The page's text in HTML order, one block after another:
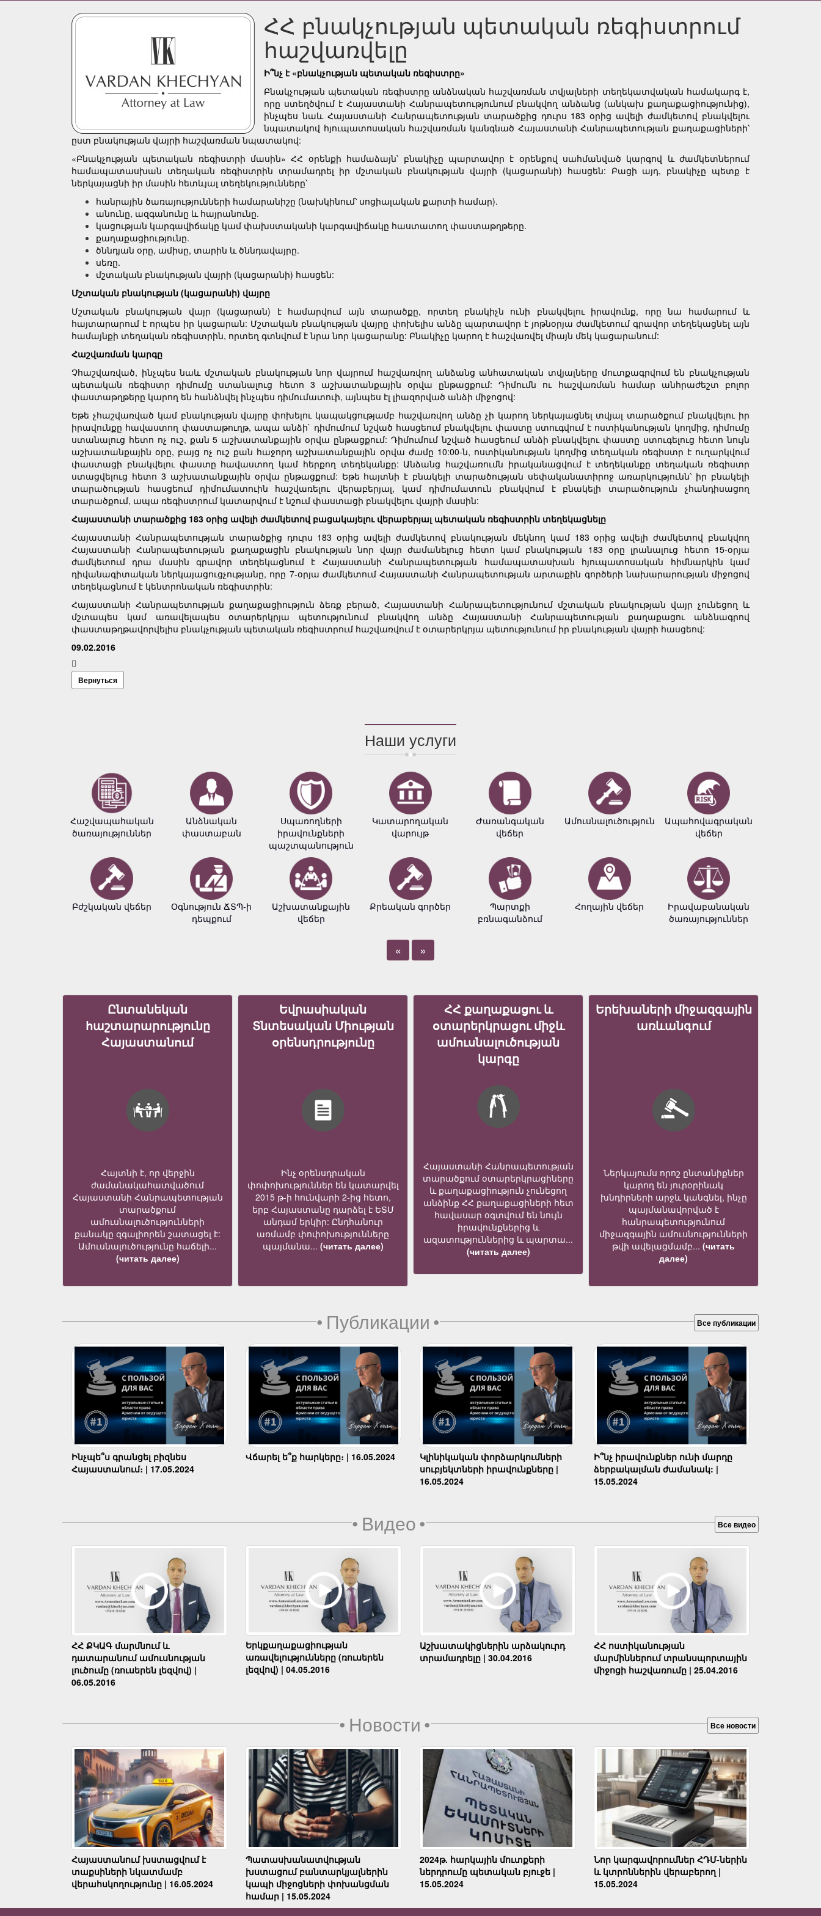
ՀՀ բնակչության պետական ռեգիստրում
հաշվառվելը
Ի՞նչ է «բնակչության պետական ռեգիստրը»
Բնակչության պետական ռեգիստրը անձնական հաշվառման տվյալների տեղեկատվական համակարգ է,
որը ստեղծվում է Հայաստանի Հանրապետությունում բնակվող անձանց (անկախ քաղաքացիությունից),
ինչպես նաև Հայաստանի Հանրապետության տարածքից դուրս 183 օրից ավելի ժամկետով բնակվելու
նպատակով հյուպատոսական հաշվառման կանգնած Հայաստանի Հանրապետության քաղաքացիների՝
ըստ բնակության վայրի հաշվառման նպատակով:
«Բնակչության պետական ռեգիստրի մասին» ՀՀ օրենքի համաձայն՝ բնակիչը պարտավոր է օրենքով սահմանված կարգով և ժամկետներում
համապատասխան տեղական ռեգիստրին տրամադրել իր մշտական բնակության վայրի (կացարանի) հասցեն: Բացի այդ, բնակիչը պետք է
ներկայացնի իր մասին հետևյալ տեղեկությունները՝
հանրային ծառայությունների համարանիշը (նախկինում՝ սոցիալական քարտի համար).
անունը, ազգանունը և հայրանունը.
կացության կարգավիճակը կամ փախստականի կարգավիճակը հաստատող փաստաթղթերը.
քաղաքացիությունը.
ծննդյան օրը, ամիսը, տարին և ծննդավայրը.
սեռը.
մշտական բնակության վայրի (կացարանի) հասցեն:
Մշտական բնակության (կացարանի) վայրը
Մշտական բնակության վայր (կացարան) է համարվում այն տարածքը, որտեղ բնակիչն ունի բնակվելու իրավունք, որը նա համարում և
հայտարարում է որպես իր կացարան: Մշտական բնակության վայրը փոխելիս անձը պարտավոր է յոթնօրյա ժամկետում գրավոր տեղեկացնել այն
համայնքի տեղական ռեգիստրին, որտեղ գտնվում է նրա նոր կացարանը: Բնակիչը կարող է հաշվառվել միայն մեկ կացարանում:
Հաշվառման կարգը
Չհաշվառված, ինչպես նաև մշտական բնակության նոր վայրում հաշվառվող անձանց անհատական տվյալները մուտքագրվում են բնակչության
պետական ռեգիստր դիմումը ստանալուց հետո 3 աշխատանքային օրվա ընթացքում: Դիմումն ու հաշվառման համար անհրաժեշտ բոլոր
փաստաթղթերը կարող են հանձնվել ինչպես դիմումատուի, այնպես էլ լիազորված անձի միջոցով:
Եթե չհաշվառված կամ բնակության վայրը փոխելու կապակցությամբ հաշվառվող անձը չի կարող ներկայացնել տվյալ տարածքում բնակվելու իր
իրավունքը հավաստող փաստաթուղթ, ապա անձի` դիմումում նշված հասցեում բնակվելու փաստը ստուգվում է ոստիկանության կողմից, դիմումը
ստանալուց հետո ոչ ուշ, քան 5 աշխատանքային օրվա ընթացքում: Դիմումում նշված հասցեում անձի բնակվելու փաստը ստուգելուց հետո նույն
աշխատանքային օրը, բայց ոչ ուշ քան հաջորդ աշխատանքային օրվա ժամը 10:00-ն, ոստիկանության կողմից տեղական ռեգիստր է ուղարկվում
փաստացի բնակվելու փաստը հավաստող կամ հերքող տեղեկանքը: Անձանց հաշվառումն իրականացվում է տեղեկանքը տեղական ռեգիստր
ստացվելուց հետո 3 աշխատանքային օրվա ընթացքում: Եթե հայտնի է բնակելի տարածության սեփականատիրոջ առարկությունն՝ իր բնակելի
տարածության հասցեում դիմումատուին հաշվառելու վերաբերյալ, կամ դիմումատուն բնակվում է բնակելի տարածություն չհանդիսացող
տարածքում, ապա ռեգիստրում կատարվում է նշում փաստացի բնակվելու վայրի մասին:
Հայաստանի տարածքից 183 օրից ավելի ժամկետով բացակայելու վերաբերյալ պետական ռեգիստրին տեղեկացնելը
Հայաստանի Հանրապետության տարածքից դուրս 183 օրից ավելի ժամկետով բնակության մեկնող կամ 183 օրից ավելի ժամկետով բնակվող
Հայաստանի Հանրապետության քաղաքացին բնակության նոր վայր ժամանելուց հետո կամ բնակության 183 օրը լրանալուց հետո 15-օրյա
ժամկետում դրա մասին գրավոր տեղեկացնում է Հայաստանի Հանրապետության համապատասխան հյուպատոսական հիմնարկին կամ
դիվանագիտական ներկայացուցչությանը, որը 7-օրյա ժամկետում Հայաստանի Հանրապետության արտաքին գործերի նախարարության միջոցով
տեղեկացնում է կենտրոնական ռեգիստրին:
Հայաստանի Հանրապետության քաղաքացիություն ձեռք բերած, Հայաստանի Հանրապետությունում մշտական բնակության վայր չունեցող և
մշտապես կամ առավելապես օտարերկրյա պետությունում բնակվող անձը Հայաստանի Հանրապետության քաղաքացու անձնագրով
փաստաթղթավորվելիս բնակչության պետական ռեգիստրում հաշվառվում է օտարերկրյա պետությունում իր բնակության վայրի հասցեով:
09.02.2016
Вернуться
Наши услуги
Հաշվապահական
ծառայություններ
Բժշկական վեճեր
Անձնական
փաստաբան
Օգնություն ՃՏՊ-ի
դեպքում
Սպառողների
իրավունքների
պաշտպանություն
Աշխատանքային
վեճեր
Կատարողական
վարույթ
Քրեական գործեր
Ժառանգական
վեճեր
Պարտքի
բռնագանձում
Ամուսնալուծություն
Հողային վեճեր
Ապահովագրական
վեճեր
Իրավաբանական
ծառայություններ
« »
Ընտանեկան
հաշտարարությունը
Հայաստանում
Հայտնի է, որ վերջին
ժամանակահատվածում
Հայաստանի Հանրապետության
տարածքում
ամուսնալուծությունների
քանակը զգալիորեն շատացել է:
Ամուսնալուծությունը հաճելի...
(читать далее)
Եվրասիական
Տնտեսական Միության
օրենսդրությունը
Ինչ օրենսդրական
փոփոխություններ են կատարվել
2015 թ-ի հունվարի 2-ից հետո,
երբ Հայաստանը դարձել է ԵՏՄ
անդամ երկիր: Ընդհանուր
առմամբ փոփոխությունները
պայմանա... (читать далее)
ՀՀ քաղաքացու և
օտարերկրացու միջև
ամուսնալուծության
կարգը
Հայաստանի Հանրապետության
տարածքում օտարերկրացիները
և քաղաքացիություն չունեցող
անձինք ՀՀ քաղաքացիների հետ
հավասար օգտվում են նույն
իրավունքներից և
ազատություններից և պարտա...
(читать далее)
Երեխաների միջազգային
առևանգում
Ներկայումս որոշ ընտանիքներ
կարող են յուրօրինակ
խնդիրների արջև կանգնել, ինչը
պայմանավորված է
հանրապետությունում
միջազգային ամուսնությունների
թվի ավելացմամբ... (читать
далее)
• Публикации• Все публикации
Ինչպե՞ս գրանցել բիզնես
Հայաստանում։ | 17.05.2024
Վճարել ե՞ք հարկերը։ | 16.05.2024
Կլինիկական փորձարկումների
սուբյեկտների իրավունքները |
16.05.2024
Ի՞նչ իրավունքներ ունի մարդը
ձերբակալման ժամանակ: |
15.05.2024
• Видео• Все видео
ՀՀ ՔԿԱԳ մարմնում և
դատարանում ամուսնության
լուծումը (ռուսերեն լեզվով) |
06.05.2016
Երկքաղաքացիության
առավելությունները (ռուսերեն
լեզվով) | 04.05.2016
Աշխատակիցներին արձակուրդ
տրամադրելը | 30.04.2016
ՀՀ ոստիկանության
մարմիններում տրանսպորտային
միջոցի հաշվառումը | 25.04.2016
• Новости• Все новости
Հայաստանում խստացվում է
տաքսիների նկատմամբ
վերահսկողությունը | 16.05.2024
Պատասխանատվության
խստացում բանտարկյալներին
կապի միջոցների փոխանցման
համար | 15.05.2024
2024թ. հարկային մուտքերի
ներդրումը պետական բյուջե |
15.05.2024
Նոր կարգավորումներ ՀԴՄ-ներին
և կտրոններին վերաբերող |
15.05.2024